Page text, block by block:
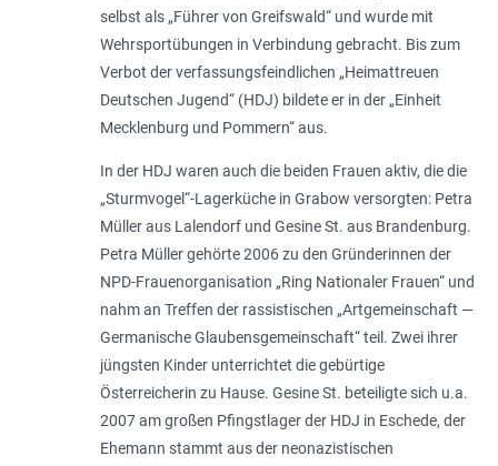
selbst als „Führer von Greifswald“ und wurde mit
Wehrsportübungen in Verbindung gebracht. Bis zum
Verbot der verfassungsfeindlichen „Heimattreuen
Deutschen Jugend“ (HDJ) bildete er in der „Einheit
Mecklenburg und Pommern“ aus.
In der HDJ waren auch die beiden Frauen aktiv, die die
„Sturmvogel“-Lagerküche in Grabow versorgten: Petra
Müller aus Lalendorf und Gesine St. aus Brandenburg.
Petra Müller gehörte 2006 zu den Gründerinnen der
NPD-Frauenorganisation „Ring Nationaler Frauen“ und
nahm an Treffen der rassistischen „Artgemeinschaft —
Germanische Glaubensgemeinschaft“ teil. Zwei ihrer
jüngsten Kinder unterrichtet die gebürtige
Österreicherin zu Hause. Gesine St. beteiligte sich u.a.
2007 am großen Pfingstlager der HDJ in Eschede, der
Ehemann stammt aus der neonazistischen